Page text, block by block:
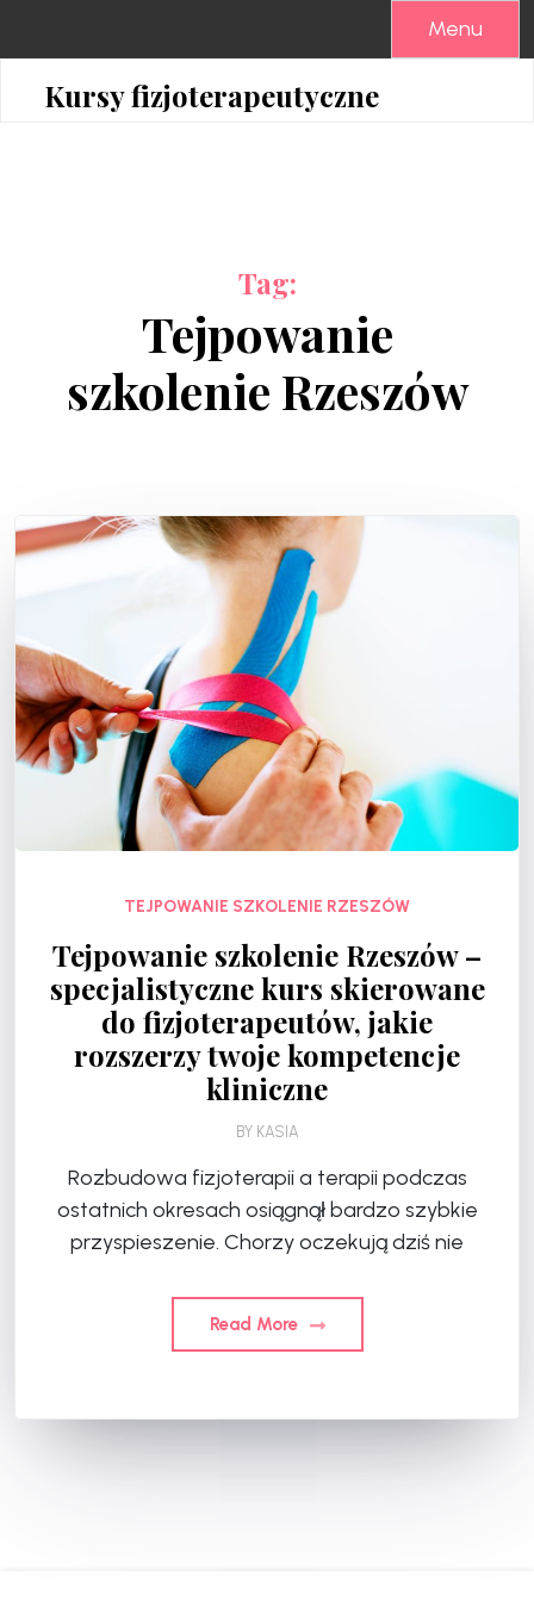
Menu
Kursy fizjoterapeutyczne
Tag:
Tejpowanie
szkolenie Rzeszów
TEJPOWANIE SZKOLENIE RZESZÓW
Tejpowanie szkolenie Rzeszów –
specjalistyczne kurs skierowane
do fizjoterapeutów, jakie
rozszerzy twoje kompetencje
kliniczne
BY KASIA
Rozbudowa fizjoterapii a terapii podczas
ostatnich okresach osiągnął bardzo szybkie
przyspieszenie. Chorzy oczekują dziś nie
Read More